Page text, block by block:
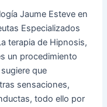
Jaume Esteve en
Especializados
terapia de Hipnosis,
un procedimiento
que
sensaciones,
todo ello por